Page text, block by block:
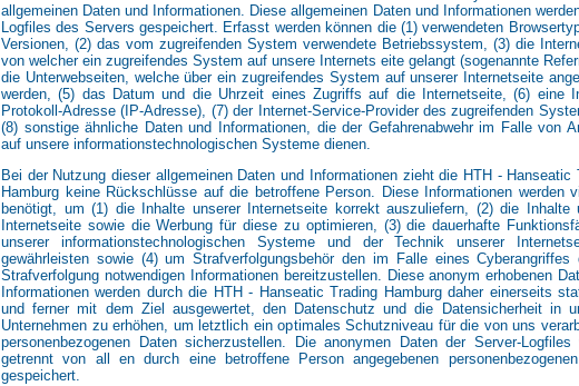
allgemeinen Daten und Informationen. Diese allgemeinen Daten und Informationen
Logfiles des Servers gespeichert. Erfasst werden können die (1) verwendeten
Versionen, (2) das vom zugreifenden System verwendete Betriebssystem, (3) die
von welcher ein zugreifendes System auf unsere Internets eite gelangt (sogenannte
die Unterwebseiten, welche über ein zugreifendes System auf unserer Internetseite
werden, (5) das Datum und die Uhrzeit eines Zugriffs auf die Internetseite, (6) eine
Protokoll-Adresse (IP-Adresse), (7) der Internet-Service-Provider des zugreifenden
(8) sonstige ähnliche Daten und Informationen, die der Gefahrenabwehr im Falle von
auf unsere informationstechnologischen Systeme dienen.
Bei der Nutzung dieser allgemeinen Daten und Informationen zieht die HTH - Hanseatic
Hamburg keine Rückschlüsse auf die betroffene Person. Diese Informationen werden
benötigt, um (1) die Inhalte unserer Internetseite korrekt auszuliefern, (2) die Inhalte
Internetseite sowie die Werbung für diese zu optimieren, (3) die dauerhafte
unserer informationstechnologischen Systeme und der Technik unserer
gewährleisten sowie (4) um Strafverfolgungsbehör den im Falle eines Cyberangriffes
Strafverfolgung notwendigen Informationen bereitzustellen. Diese anonym erhobenen
Informationen werden durch die HTH - Hanseatic Trading Hamburg daher einerseits
und ferner mit dem Ziel ausgewertet, den Datenschutz und die Datensicherheit in
Unternehmen zu erhöhen, um letztlich ein optimales Schutzniveau für die von uns
personenbezogenen Daten sicherzustellen. Die anonymen Daten der Server-Logfiles
getrennt von all en durch eine betroffene Person angegebenen
gespeichert.